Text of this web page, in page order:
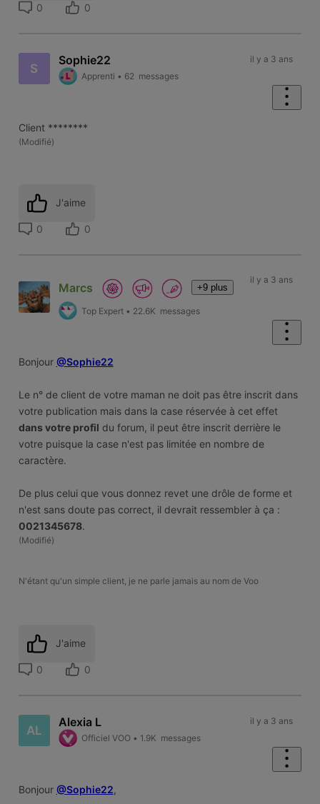
0 0
S
Sophie22
Apprenti • 62 messages
il y a 3 ans
Client ********
(Modifié)
J'aime
0 0
Marcs +9 plus
Top Expert • 22.6K messages
il y a 3 ans
Bonjour @Sophie22
Le n° de client de votre maman ne doit pas être inscrit dans
votre publication mais dans la case réservée à cet effet
dans votre profil du forum, il peut être inscrit derrière le
votre puisque la case n'est pas limitée en nombre de
caractère.
De plus celui que vous donnez revet une drôle de forme et
n'est sans doute pas correct, il devrait ressembler à ça :
0021345678.
(Modifié)
N'étant qu'un simple client, je ne parle jamais au nom de Voo
J'aime
0 0
AL
Alexia L
Officiel VOO • 1.9K messages
il y a 3 ans
Bonjour @Sophie22,